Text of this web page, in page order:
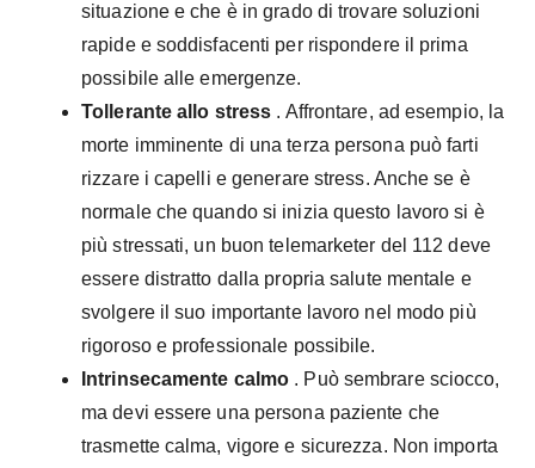
situazione e che è in grado di trovare soluzioni
rapide e soddisfacenti per rispondere il prima
possibile alle emergenze.
Tollerante allo stress . Affrontare, ad esempio, la
morte imminente di una terza persona può farti
rizzare i capelli e generare stress. Anche se è
normale che quando si inizia questo lavoro si è
più stressati, un buon telemarketer del 112 deve
essere distratto dalla propria salute mentale e
svolgere il suo importante lavoro nel modo più
rigoroso e professionale possibile.
Intrinsecamente calmo . Può sembrare sciocco,
ma devi essere una persona paziente che
trasmette calma, vigore e sicurezza. Non importa